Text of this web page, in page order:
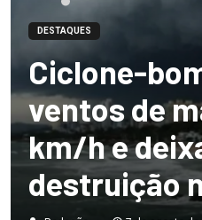
DESTAQUES
Ciclone-
ventos de
km/h e
destruição